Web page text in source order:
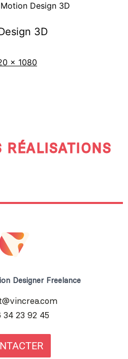
Design 3D
3D
× 1080
RÉALISATIONS
Designer Freelance
34 23 92 45